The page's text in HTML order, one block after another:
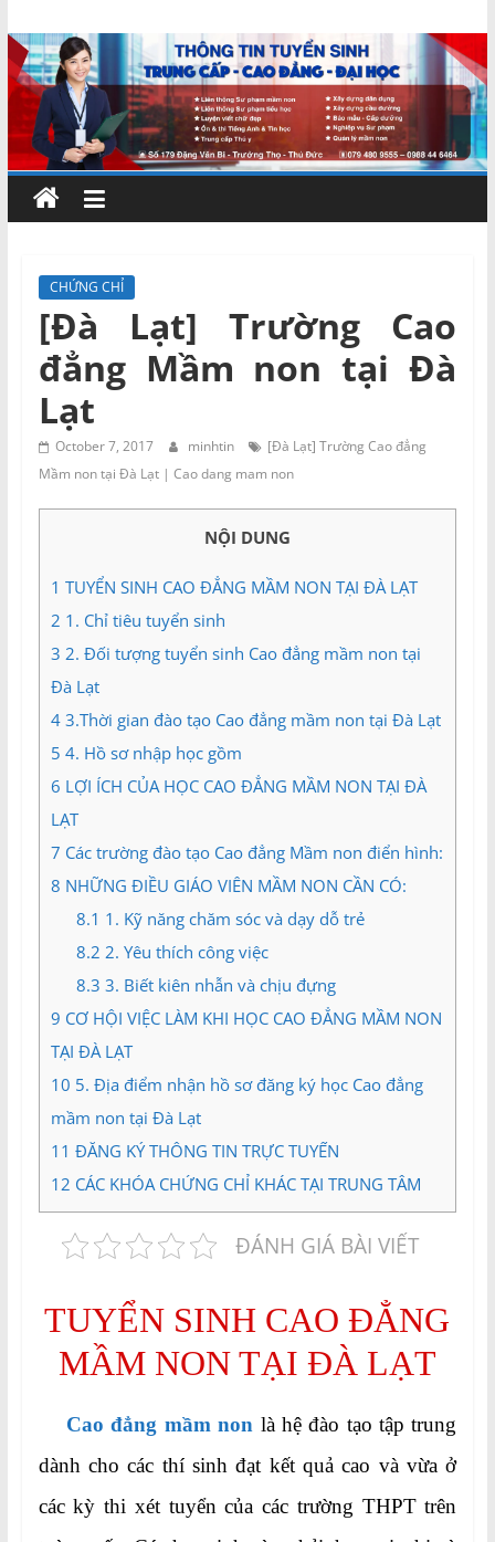
to
content
Chứng
chỉ
ngắn
hạn
–
MIENNAM
Education
Đào
tạo
Miền
CHỨNG CHỈ
[Đà Lạt] Trường Cao
đẳng Mầm non tại Đà
Lạt
October 7, 2017 minhtin
[Đà Lạt] Trường Cao đẳng
Mầm non tại Đà Lạt | Cao dang mam non
NỘI DUNG
1 TUYỂN SINH CAO ĐẲNG MẦM NON TẠI ĐÀ LẠT
2 1. Chỉ tiêu tuyển sinh
3 2. Đối tượng tuyển sinh Cao đẳng mầm non tại
Đà Lạt
43.Thời gian đào tạo Cao đẳng mầm non tại Đà Lạt
5 4. Hồ sơ nhập học gồm
6 LỢI ÍCH CỦA HỌC CAO ĐẲNG MẦM NON TẠI ĐÀ
LẠT
7 Các trường đào tạo Cao đẳng Mầm non điển hình:
8 NHỮNG ĐIỀU GIÁO VIÊN MẦM NON CẦN CÓ:
8.1 1. Kỹ năng chăm sóc và dạy dỗ trẻ
8.2 2. Yêu thích công việc
8.3 3. Biết kiên nhẫn và chịu đựng
9 CƠ HỘI VIỆC LÀM KHI HỌC CAO ĐẲNG MẦM NON
TẠI ĐÀ LẠT
10 5. Địa điểm nhận hồ sơ đăng ký học Cao đẳng
mầm non tại Đà Lạt
11 ĐĂNG KÝ THÔNG TIN TRỰC TUYẾN
12 CÁC KHÓA CHỨNG CHỈ KHÁC TẠI TRUNG TÂM
ĐÁNH GIÁ BÀI VIẾT
TUYỂN SINH CAO ĐẲNG
MẦM NON TẠI ĐÀ LẠT
Cao đẳng mầm non là hệ đào tạo tập trung
dành cho các thí sinh đạt kết quả cao và vừa ở
các kỳ thi xét tuyển của các trường THPT trên